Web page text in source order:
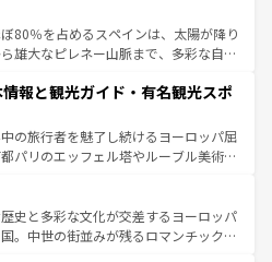
美しい田園風景やアマルフィ海岸の絶
見逃せない。観光の合間には、本場の
絶品のイタリア料理を堪能することも
アで、忘れられない旅をしてみよう！
ア情報は
80％を占めるスペインは、太陽が降り
雄大なピレネー山脈まで、多彩な自然
では、情熱的なフラメンコ、熱気あふ
味しいタパスが生活の一部となってい
の洗練された雰囲気や、バルセロナの
から、地方では古代ローマ遺跡や中世
風土や気候が異なるスペインはその個
性で訪れる人を魅了する。 なお、新着のスペイン情報は コ
してほしい。
報と観光ガイド・有名観光スポ
の旅行者を魅了し続けるヨーロッパ屈
パリのエッフェル塔やルーブル美術館
まっている。華麗な宮殿、歴史的な大
、そして豊かな自然が、訪れる者を心
、フランスは美食の国としても知ら
史と多彩な文化が交差するヨーロッパ
。中世の街並みが残るロマンチック街